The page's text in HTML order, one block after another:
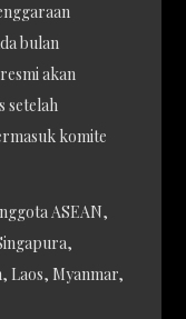
bulan
akan
setelah
komite
ASEAN,
Laos, Myanmar,